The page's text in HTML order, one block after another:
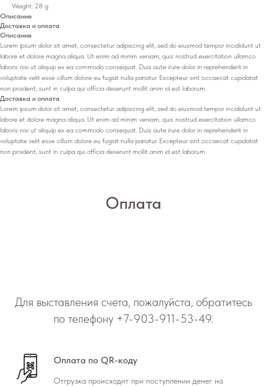
Weight: 28 g
Описание
Доставка и оплата
Описание
Lorem ipsum dolor sit amet, consectetur adipiscing elit, sed do eiusmod tempor incididunt ut
labore et dolore magna aliqua. Ut enim ad minim veniam, quis nostrud exercitation ullamco
laboris nisi ut aliquip ex ea commodo consequat. Duis aute irure dolor in reprehenderit in
voluptate velit esse cillum dolore eu fugiat nulla pariatur. Excepteur sint occaecat cupidatat
non proident, sunt in culpa qui officia deserunt mollit anim id est laborum.
Доставка и оплата
Lorem ipsum dolor sit amet, consectetur adipiscing elit, sed do eiusmod tempor incididunt ut
labore et dolore magna aliqua. Ut enim ad minim veniam, quis nostrud exercitation ullamco
laboris nisi ut aliquip ex ea commodo consequat. Duis aute irure dolor in reprehenderit in
voluptate velit esse cillum dolore eu fugiat nulla pariatur. Excepteur sint occaecat cupidatat
non proident, sunt in culpa qui officia deserunt mollit anim id est laborum.
Оплата
Для выставления счета, пожалуйста, обратитесь
по телефону +7-903-911-53-49.
Оплата по QR-коду
Отгрузка происходит при поступлении денег на